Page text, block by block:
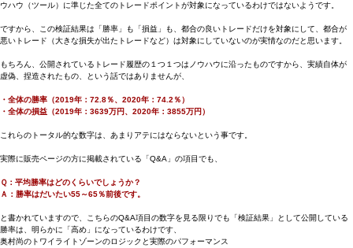
ウハウ（ツール）に準じた全てのトレードポイントが対象になっているわけではないようです。
ですから、この検証結果は「勝率」も「損益」も、都合の良いトレードだけを対象にして、都合が
悪いトレード（大きな損失が出たトレードなど）は対象にしていないのが実情なのだと思います。
もちろん、公開されているトレード履歴の１つ１つはノウハウに沿ったものですから、実績自体が
虚偽、捏造されたもの、という話ではありませんが、
・全体の勝率（2019年：72.8％、2020年：74.2％）
・全体の損益（2019年：3639万円、2020年：3855万円）
これらのトータル的な数字は、あまりアテにはならないという事です。
実際に販売ページの方に掲載されている「Q&A」の項目でも、
Ｑ：平均勝率はどのくらいでしょうか？
Ａ：勝率はだいたい55～65％前後です。
と書かれていますので、こちらのQ&A項目の数字を見る限りでも「検証結果」として公開している
勝率は、明らかに「高め」になっているわけです、
奥村尚のトワイライトゾーンのロジックと実際のパフォーマンス